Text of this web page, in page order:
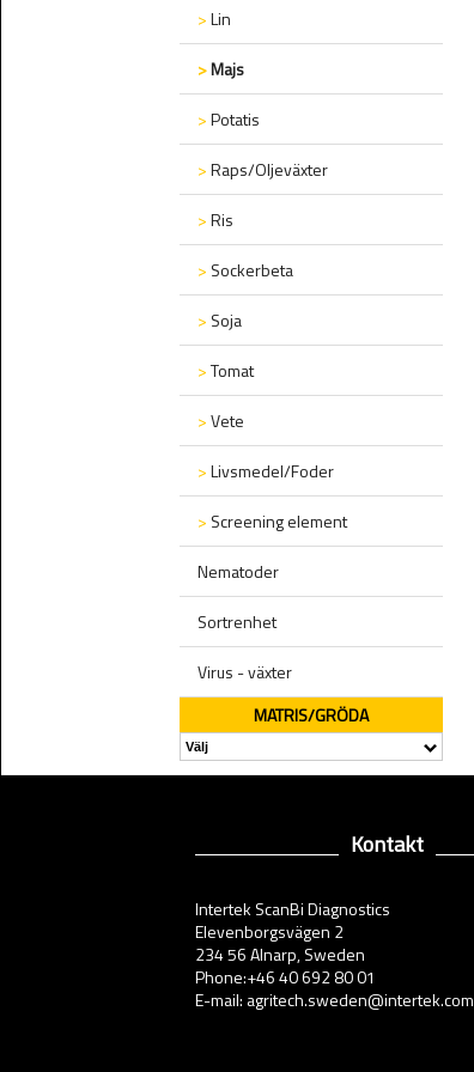
>Lin
>Majs
>Potatis
>Raps/Oljeväxter
>Ris
> Sockerbeta
> Soja
>Tomat
>Vete
>Livsmedel/Foder
> Screening element
Nematoder
Sortrenhet
Virus - växter
MATRIS/GRÖDA
Kontakt
Intertek ScanBi Diagnostics
Elevenborgsvägen 2
234 56 Alnarp, Sweden
Phone:+46 40 692 80 01
E-mail: agritech.sweden@intertek.com